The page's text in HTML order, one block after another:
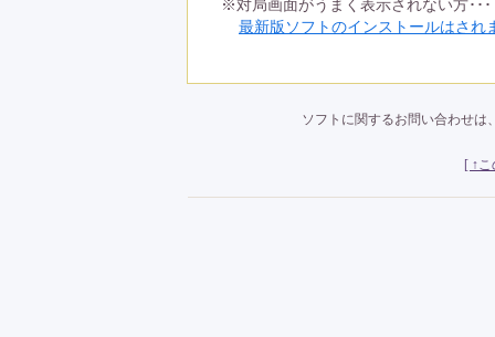
※対局画面がうまく表示されない方･･･
最新版ソフトのインストールはされ
ソフトに関するお問い合わせは
[ ↑